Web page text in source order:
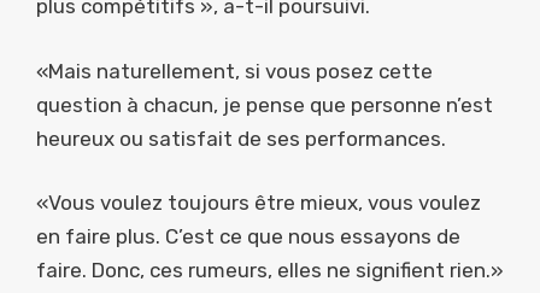
plus compétitifs », a-t-il poursuivi.
«Mais naturellement, si vous posez cette
question à chacun, je pense que personne n’est
heureux ou satisfait de ses performances.
«Vous voulez toujours être mieux, vous voulez
en faire plus. C’est ce que nous essayons de
faire. Donc, ces rumeurs, elles ne signifient rien.»